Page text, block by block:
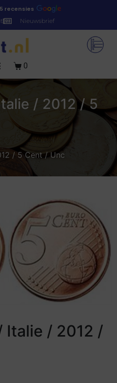
recensies
Nieuwsbrief
0
/ 2012 / 5
/ 5 Cent / Unc
Italie / 2012 /